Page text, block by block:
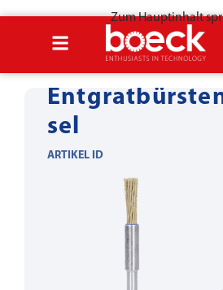
Zum Hauptinhalt
sel
ARTIKEL ID